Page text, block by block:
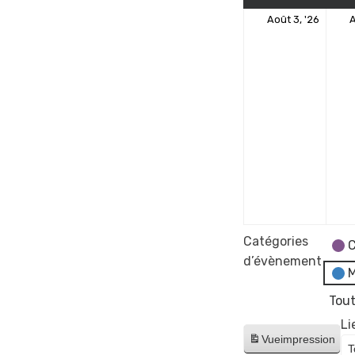
Août 3, '26
Catégories
d’évènement
Vueimpression